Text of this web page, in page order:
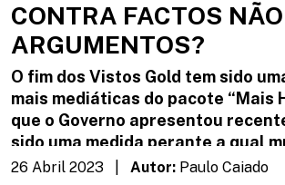
CONTRA FACTOS
ARGUMENTOS?
O fim dos Vistos Gold tem sido
mais mediáticas do pacote “Mais
que o Governo apresentou
sido uma medida perante a qual
levantam a favor e outras contra.
26 Abril 2023 | Autor: Paulo Caiado